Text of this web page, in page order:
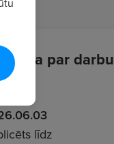
par darbu
līdz